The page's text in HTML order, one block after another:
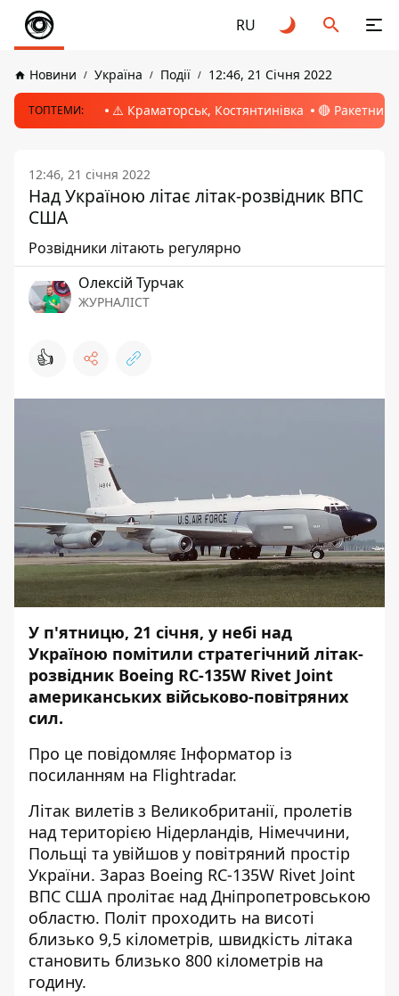
RU
Новини Україна Події 12:46, 21 Січня 2022
ТОПТЕМИ: ⚠️ Краматорськ, Костянтинівка 🔴 Ракетний
12:46, 21 січня 2022
Над Україною літає літак-розвідник ВПС
США
Розвідники літають регулярно
Олексій Турчак
ЖУРНАЛІСТ
👍
У п'ятницю, 21 січня, у небі над
Україною помітили стратегічний літак-
розвідник Boeing RC-135W Rivet Joint
американських військово-повітряних
сил.
Про це повідомляє Інформатор із
посиланням на Flightradar.
Літак вилетів з Великобританії, пролетів
над територією Нідерландів, Німеччини,
Польщі та увійшов у повітряний простір
України. Зараз Boeing RC-135W Rivet Joint
ВПС США пролітає над Дніпропетровською
областю. Політ проходить на висоті
близько 9,5 кілометрів, швидкість літака
становить близько 800 кілометрів на
годину.